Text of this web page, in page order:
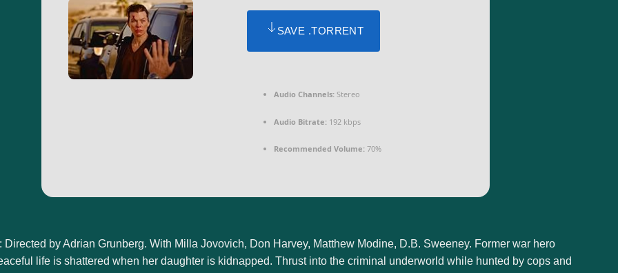
SAVE .TORRENT
Audio Channels:Stereo
Audio Bitrate:192 kbps
Recommended Volume:70%
Directed by Adrian Grunberg. With Milla Jovovich, Don Harvey, Matthew Modine, D.B. Sweeney. Former war hero
life is shattered when her daughter is kidnapped. Thrust into the criminal underworld while hunted by cops and